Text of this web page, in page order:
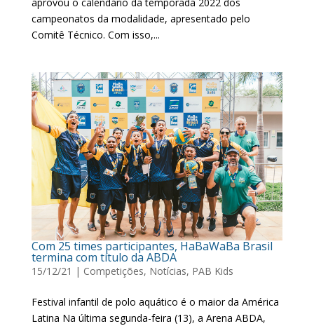
campeonatos da modalidade, apresentado pelo
Comitê Técnico. Com isso,...
Com 25 times participantes, HaBaWaBa Brasil
termina com título da ABDA
15/12/21 | Competições, Notícias, PAB Kids
Festival infantil de polo aquático é o maior da América
Latina Na última segunda-feira (13), a Arena ABDA,